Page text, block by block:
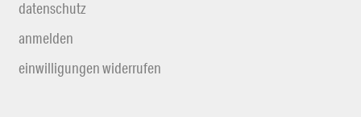
datenschutz
anmelden
einwilligungen widerrufen